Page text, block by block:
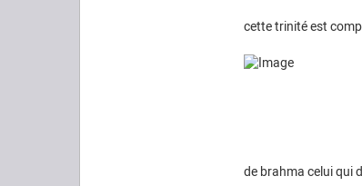
cette trinité est
de brahma celui qui